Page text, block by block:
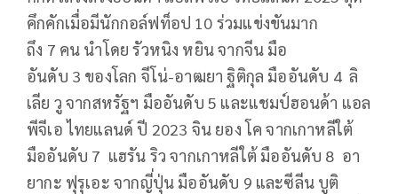
คึกคักเมื่อมีนักกอล์ฟท็อป 10 ร่วมแข่งขันมาก
ถึง 7 คน นำโดย รัวหนิง หยิน จากจีน มือ
อันดับ 3 ของโลก จีโน่-อาฒยา ฐิติกุล มืออันดับ 4 ลิ
เลีย วู จากสหรัฐฯ มืออันดับ 5 และแชมป์ฮอนด้า แอล
พีจีเอ ไทยแลนด์ ปี 2023 จิน ยอง โค จากเกาหลีใต้
มืออันดับ 7 แฮรัน ริว จากเกาหลีใต้ มืออันดับ 8 อา
ยากะ ฟุรุเอะ จากญี่ปุ่น มืออันดับ 9 และซีลีน บูติ